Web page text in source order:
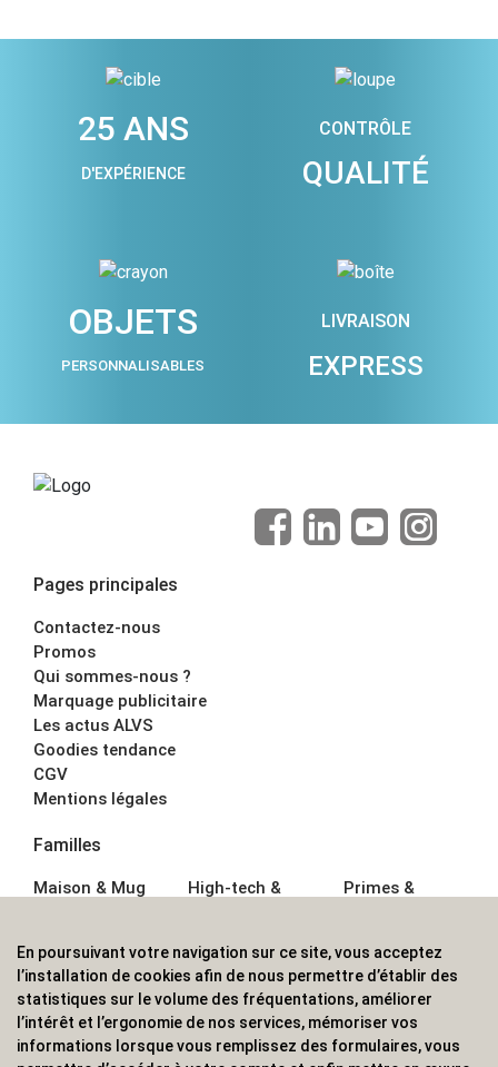
25 ANS
D'EXPÉRIENCE
CONTRÔLE
QUALITÉ
OBJETS
PERSONNALISABLES
LIVRAISON
EXPRESS
Pages principales
Contactez-nous
Promos
Qui sommes-nous ?
Marquage publicitaire
Les actus ALVS
Goodies tendance
CGV
Mentions légales
Familles
Maison & Mug
Écriture
Bagagerie sacs
High-tech &
Sport &
Outdoor
Enfant
Primes &
Boisson
Textile &
Casquette
Accessoires de
En poursuivant votre navigation sur ce site, vous acceptez
l’installation de cookies afin de nous permettre d’établir des
statistiques sur le volume des fréquentations, améliorer
l’intérêt et l’ergonomie de nos services, mémoriser vos
informations lorsque vous remplissez des formulaires, vous